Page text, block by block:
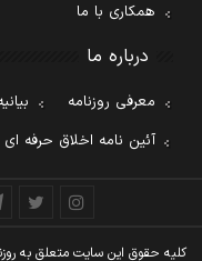
همکاری با ما
درباره ما
معرفی روزنامه
آئین نامه اخلاق حرفه ای
کليه حقوق اين سايت متعلق به